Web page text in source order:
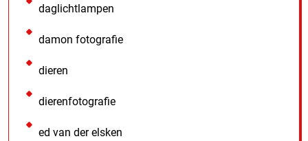
daglichtlampen
damon fotografie
dieren
dierenfotografie
ed van der elsken